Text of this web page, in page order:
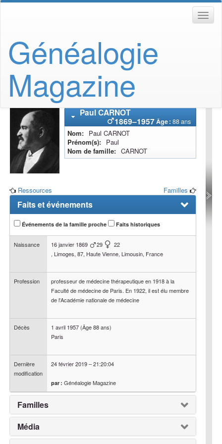
Généalogie
Magazine
PaulCARNOT
1869–1957Âge : 88 ans
Nom Paul CARNOT
Prénom(s)
Paul
Nom de famille
CARNOT
Ressources Familles
Faits et événements
Événements de la famille proche Faits historiques
Naissance 16 janvier 1869 29
22
, Limoges, 87, Haute Vienne, Limousin, France
Profession
professeur de médecine thérapeutique en 1918 à la
Faculté de médecine de Paris. En 1922, il est élu membre
de l'Académie nationale de médecine
Décès 1 avril 1957 (Âge 88 ans)
Paris
Dernière
modification
24 février 2019–21:20:04
par : Généalogie Magazine
Familles
Média